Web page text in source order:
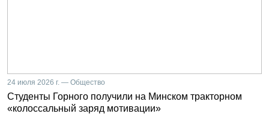
24 июля 2026 г. — Общество
Студенты Горного получили на Минском тракторном
«колоссальный заряд мотивации»